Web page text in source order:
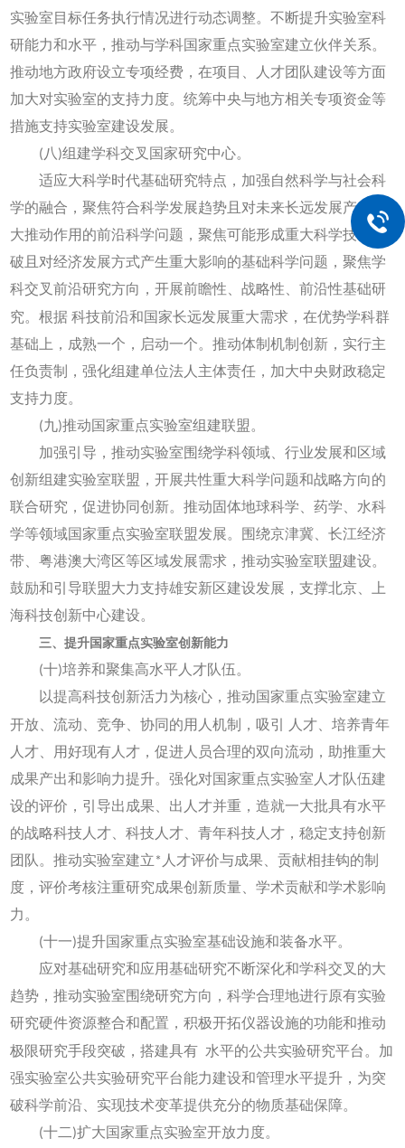
实验室目标任务执行情况进行动态调整。不断提升实验室科
研能力和水平，推动与学科国家重点实验室建立伙伴关系。
推动地方政府设立专项经费，在项目、人才团队建设等方面
加大对实验室的支持力度。统筹中央与地方相关专项资金等
措施支持实验室建设发展。
(八)组建学科交叉国家研究中心。
适应大科学时代基础研究特点，加强自然科学与社会科
学的融合，聚焦符合科学发展趋势且对未来长远发展产生巨
大推动作用的前沿科学问题，聚焦可能形成重大科学技术突
破且对经济发展方式产生重大影响的基础科学问题，聚焦学
科交叉前沿研究方向，开展前瞻性、战略性、前沿性基础研
究。根据 科技前沿和国家长远发展重大需求，在优势学科群
基础上，成熟一个，启动一个。推动体制机制创新，实行主
任负责制，强化组建单位法人主体责任，加大中央财政稳定
支持力度。
(九)推动国家重点实验室组建联盟。
加强引导，推动实验室围绕学科领域、行业发展和区域
创新组建实验室联盟，开展共性重大科学问题和战略方向的
联合研究，促进协同创新。推动固体地球科学、药学、水科
学等领域国家重点实验室联盟发展。围绕京津冀、长江经济
带、粤港澳大湾区等区域发展需求，推动实验室联盟建设。
鼓励和引导联盟大力支持雄安新区建设发展，支撑北京、上
海科技创新中心建设。
三、提升国家重点实验室创新能力
(十)培养和聚集高水平人才队伍。
以提高科技创新活力为核心，推动国家重点实验室建立
开放、流动、竞争、协同的用人机制，吸引
人才、培养青年
人才、用好现有人才，促进人员合理的双向流动，助推重大
成果产出和影响力提升。强化对国家重点实验室人才队伍建
设的评价，引导出成果、出人才并重，造就一大批具有水平
的战略科技人才、科技人才、青年科技人才，稳定支持创新
团队。推动实验室建立*人才评价与成果、贡献相挂钩的制
度，评价考核注重研究成果创新质量、学术贡献和学术影响
力。
(十一)提升国家重点实验室基础设施和装备水平。
应对基础研究和应用基础研究不断深化和学科交叉的大
趋势，推动实验室围绕研究方向，科学合理地进行原有实验
研究硬件资源整合和配置，积极开拓仪器设施的功能和推动
极限研究手段突破，搭建具有
水平的公共实验研究平台。加
强实验室公共实验研究平台能力建设和管理水平提升，为突
破科学前沿、实现技术变革提供充分的物质基础保障。
(十二)扩大国家重点实验室开放力度。